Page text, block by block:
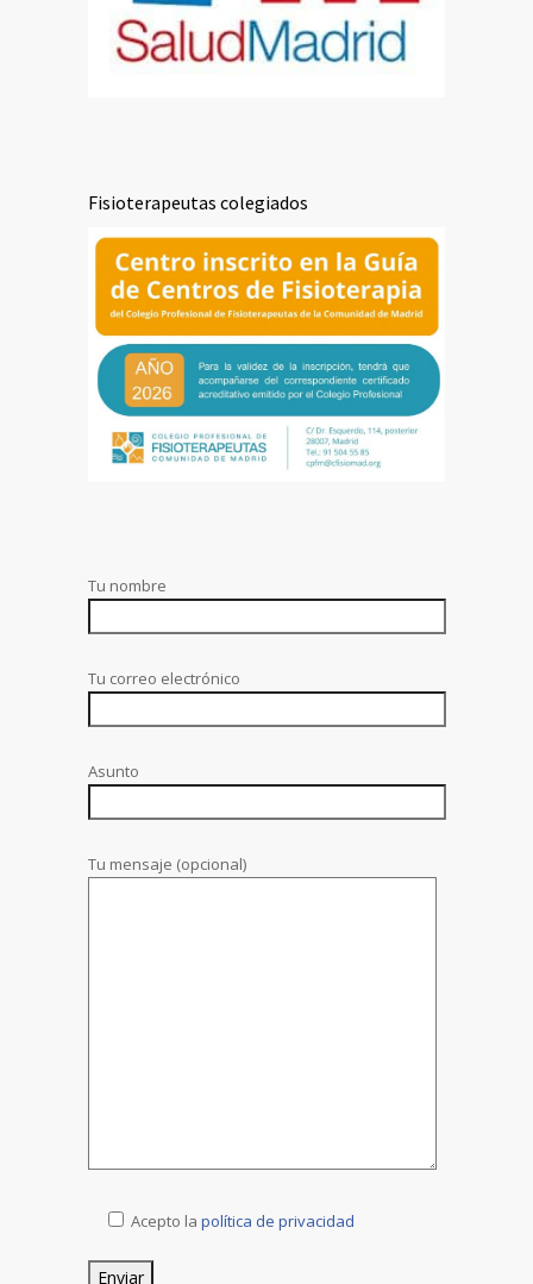
Fisioterapeutas colegiados
Tu nombre
Tu correo electrónico
Asunto
Tu mensaje (opcional)
Acepto la política de privacidad